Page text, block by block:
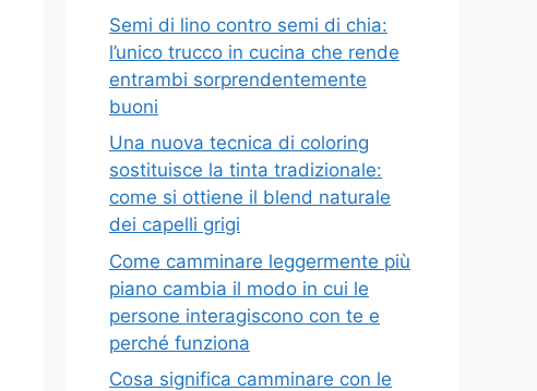
Semi di lino contro semi di chia:
l’unico trucco in cucina che rende
entrambi sorprendentemente
buoni
Una nuova tecnica di coloring
sostituisce la tinta tradizionale:
come si ottiene il blend naturale
dei capelli grigi
Come camminare leggermente più
piano cambia il modo in cui le
persone interagiscono con te e
perché funziona
Cosa significa camminare con le